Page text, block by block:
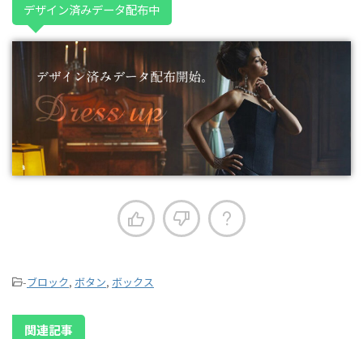
デザイン済みデータ配布中
-ブロック, ボタン, ボックス
関連記事